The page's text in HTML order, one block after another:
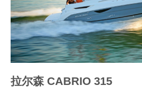
拉尔森 CABRIO 315